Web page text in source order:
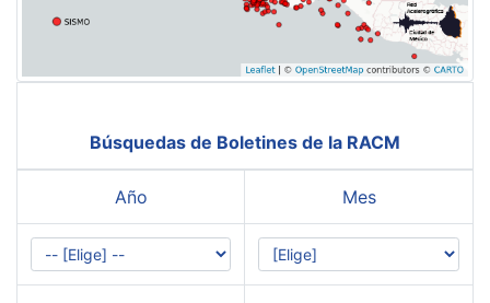
Búsquedas de Boletines de la RACM
Año Mes